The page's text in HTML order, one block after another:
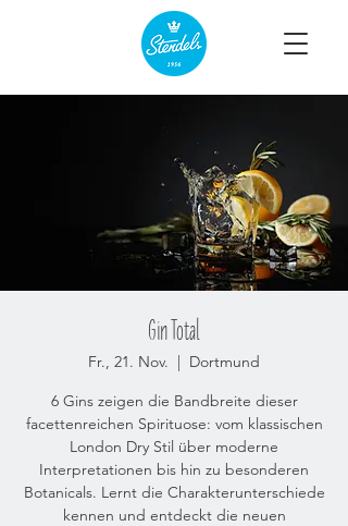
Gin Total
Fr., 21. Nov.
  |
Dortmund
6 Gins zeigen die Bandbreite dieser
facettenreichen Spirituose: vom klassischen
London Dry Stil über moderne
Interpretationen bis hin zu besonderen
Botanicals. Lernt die Charakterunterschiede
kennen und entdeckt die neuen